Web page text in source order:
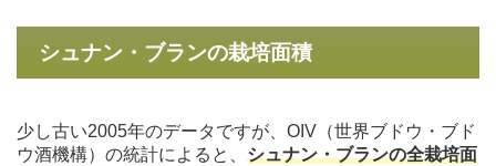
シュナン・ブランの栽培面積
少し古い2005年のデータですが、OIV（世界ブドウ・ブド
ウ酒機構）の統計によると、 シュナン・ブランの全栽培面